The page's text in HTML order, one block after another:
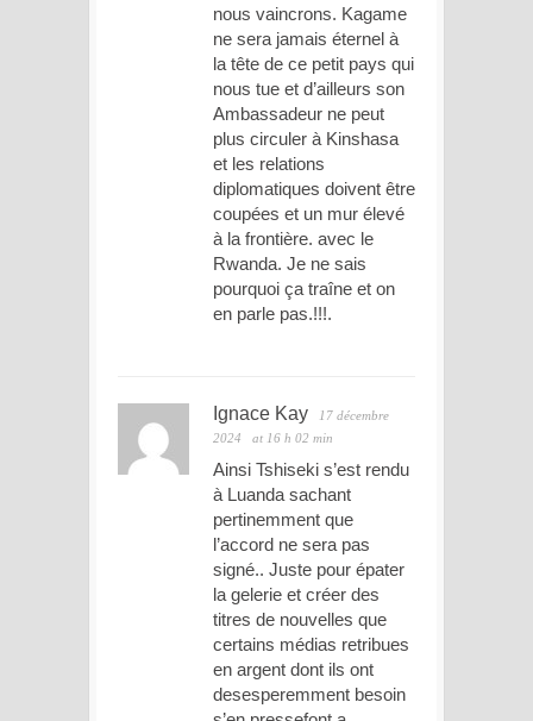
nous vaincrons. Kagame
ne sera jamais éternel à
la tête de ce petit pays qui
nous tue et d’ailleurs son
Ambassadeur ne peut
plus circuler à Kinshasa
et les relations
diplomatiques doivent être
coupées et un mur élevé
à la frontière. avec le
Rwanda. Je ne sais
pourquoi ça traîne et on
en parle pas.!!!.
Ignace Kay
17 décembre
2024
at 16 h 02 min
Ainsi Tshiseki s’est rendu
à Luanda sachant
pertinemment que
l’accord ne sera pas
signé.. Juste pour épater
la gelerie et créer des
titres de nouvelles que
certains médias retribues
en argent dont ils ont
desesperemment besoin